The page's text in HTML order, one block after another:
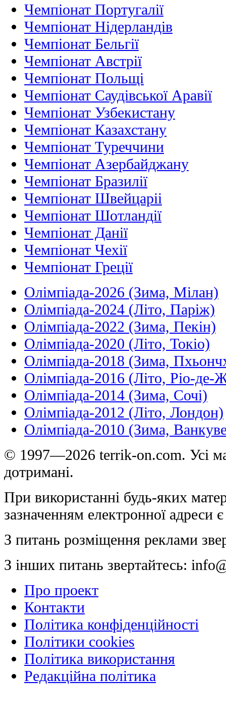
Чемпіонат Португалії
Чемпіонат Нідерландiв
Чемпіонат Бельгії
Чемпіонат Австрії
Чемпіонат Польщі
Чемпіонат Саудівської Аравії
Чемпіонат Узбекистану
Чемпіонат Казахстану
Чемпіонат Туреччини
Чемпіонат Азербайджану
Чемпіонат Бразилії
Чемпіонат Швейцаріі
Чемпіонат Шотландії
Чемпіонат Данії
Чемпіонат Чехії
Чемпіонат Греції
Олімпіада-2026 (Зима, Мілан)
Олімпіада-2024 (Літо, Паріж)
Олімпіада-2022 (Зима, Пекін)
Олімпіада-2020 (Літо, Токіо)
Олімпіада-2018 (Зима,
Олімпіада-2016 (Літо, Ріо-де-
Олімпіада-2014 (Зима, Сочі)
Олімпіада-2012 (Літо, Лондон)
Олімпіада-2010 (Зима,
© 1997—2026 terrik-on.com. Усі
дотримані.
При використанні будь-яких
зазначенням електронної адреси
З питань розміщення реклами
З інших питань звертайтесь:
Про проект
Контакти
Політика конфіденційності
Політики cookies
Політика використання
Редакційна політика